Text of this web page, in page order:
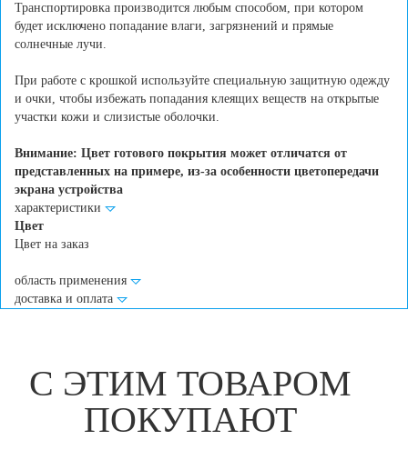
Транспортировка производится любым способом, при котором
будет исключено попадание влаги, загрязнений и прямые
солнечные лучи.
При работе с крошкой используйте специальную защитную одежду
и очки, чтобы избежать попадания клеящих веществ на открытые
участки кожи и слизистые оболочки.
Внимание: Цвет готового покрытия может отличатся от
представленных на примере, из-за особенности цветопередачи
экрана устройства
характеристики
Цвет
Цвет на заказ
область применения
доставка и оплата
С ЭТИМ ТОВАРОМ
ПОКУПАЮТ